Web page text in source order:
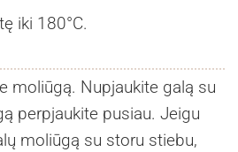
iki 180°C.
moliūgą. Nupjaukite galą su
perpjaukite pusiau. Jeigu
moliūgą su storu stiebu,